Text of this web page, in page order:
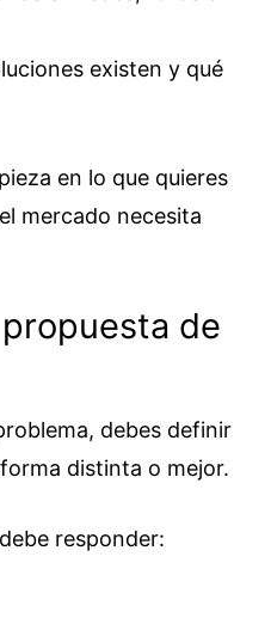
existen y qué
en lo que quieres
mercado necesita
de
debes definir
distinta o mejor.
responder: